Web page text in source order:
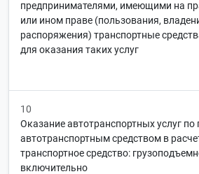
предпринимателями, имеющими на
или ином праве (пользования,
распоряжения) транспортные
для оказания таких услуг
10
Оказание автотранспортных услуг по
автотранспортным средством в
транспортное средство:
включительно